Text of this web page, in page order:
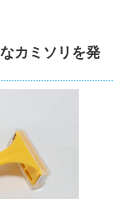
カミソリを発